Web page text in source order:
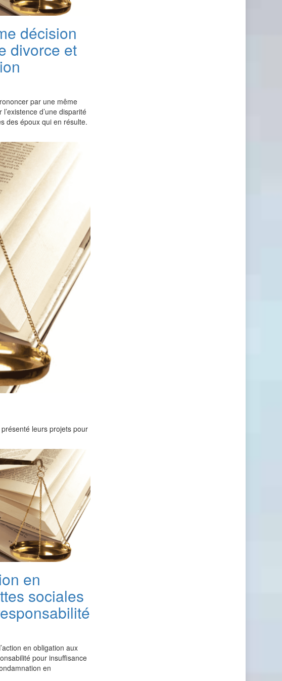
décision
divorce et
par une même
d’une disparité
des époux qui en résulte.
leurs projets pour
en
sociales
en obligation aux
pour insuffisance
en